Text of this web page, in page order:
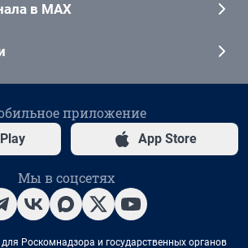
в MAX
приложение
App Store
Мы в соцсетях
Роскомнадзора и государственных органов